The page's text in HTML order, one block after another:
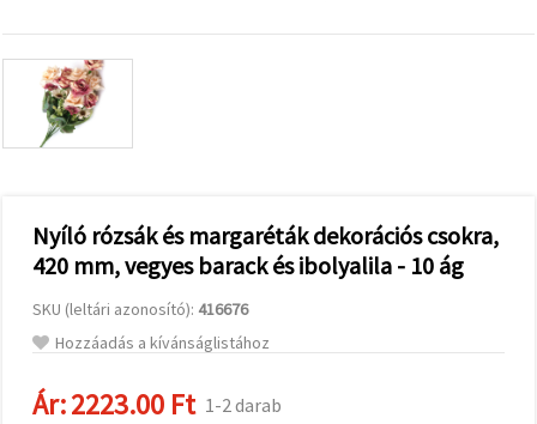
a
valamint
relevánsabb
tartalmat
hirdetéseket
analitikai és
marketingpartnereink
segítségével
Az "Összes
elfogadása"
gombra
elfogadhatja
az összes
Nyíló rózsák és margaréták dekorációs csokra,
420 mm, vegyes barack és ibolyalila - 10 ág
SKU (leltári azonosító): 416676
Hozzáadás a kívánságlistához
Ár:2223.00 Ft 1-2 darab